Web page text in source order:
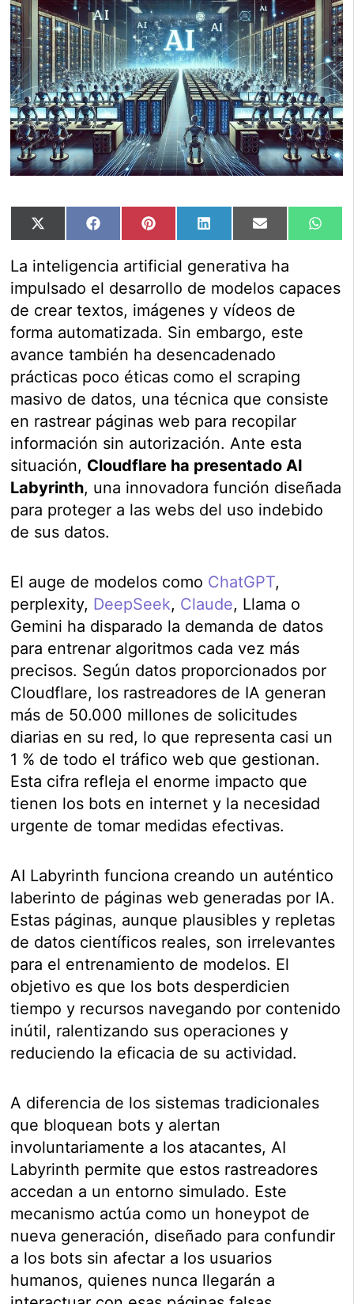
Compartir
en
X
Compartir
en
FacebookCompartir
en
PinterestCompartir
en
LinkedInCompartir
en
Email
en
La inteligencia artificial generativa ha
impulsado el desarrollo de modelos capaces
de crear textos, imágenes y vídeos de
forma automatizada. Sin embargo, este
avance también ha desencadenado
prácticas poco éticas como el scraping
masivo de datos, una técnica que consiste
en rastrear páginas web para recopilar
información sin autorización. Ante esta
situación, Cloudflare ha presentado AI
Labyrinth, una innovadora función diseñada
para proteger a las webs del uso indebido
de sus datos.
El auge de modelos como ChatGPT,
perplexity, DeepSeek, Claude, Llama o
Gemini ha disparado la demanda de datos
para entrenar algoritmos cada vez más
precisos. Según datos proporcionados por
Cloudflare, los rastreadores de IA generan
más de 50.000 millones de solicitudes
diarias en su red, lo que representa casi un
1 % de todo el tráfico web que gestionan.
Esta cifra refleja el enorme impacto que
tienen los bots en internet y la necesidad
urgente de tomar medidas efectivas.
AI Labyrinth funciona creando un auténtico
laberinto de páginas web generadas por IA.
Estas páginas, aunque plausibles y repletas
de datos científicos reales, son irrelevantes
para el entrenamiento de modelos. El
objetivo es que los bots desperdicien
tiempo y recursos navegando por contenido
inútil, ralentizando sus operaciones y
reduciendo la eficacia de su actividad.
A diferencia de los sistemas tradicionales
que bloquean bots y alertan
involuntariamente a los atacantes, AI
Labyrinth permite que estos rastreadores
accedan a un entorno simulado. Este
mecanismo actúa como un honeypot de
nueva generación, diseñado para confundir
a los bots sin afectar a los usuarios
humanos, quienes nunca llegarán a